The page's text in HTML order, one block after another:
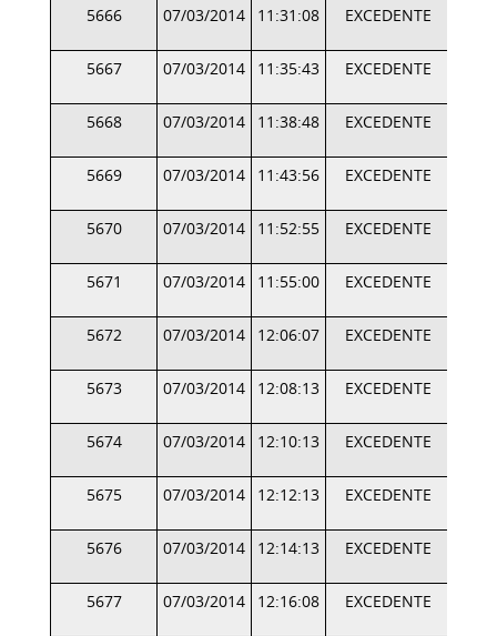
5666 07/03/2014 11:31:08 EXCEDENTE
5667 07/03/2014 11:35:43 EXCEDENTE
5668 07/03/2014 11:38:48 EXCEDENTE
5669 07/03/2014 11:43:56 EXCEDENTE
5670 07/03/2014 11:52:55 EXCEDENTE
5671 07/03/2014 11:55:00 EXCEDENTE
5672 07/03/2014 12:06:07 EXCEDENTE
5673 07/03/2014 12:08:13 EXCEDENTE
5674 07/03/2014 12:10:13 EXCEDENTE
5675 07/03/2014 12:12:13 EXCEDENTE
5676 07/03/2014 12:14:13 EXCEDENTE
5677 07/03/2014 12:16:08 EXCEDENTE